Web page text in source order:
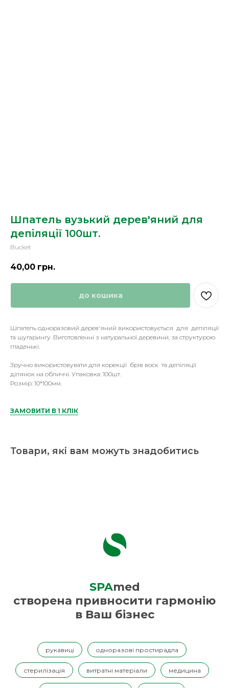
Шпатель вузький дерев'яний для
депіляції 100шт.
Bucket
40,00 грн.
до кошика
Шпатель одноразовий дерев'яний використовується для депіляції
та шугарингу. Виготовленні з натуральної деревини, за структурою
гладенькі.
Зручно використовувати для корекції брів воск та депіляції
ділянок на обличчі. Упаковка: 100шт.
Розмір: 10*100мм.
ЗАМОВИТИ В 1 КЛІК
Товари, які вам можуть знадобитись
SPAmed
створена привносити гармонію
в Ваш бізнес
рукавиці одноразові простирадла
стерилізація витратні матеріали медицина